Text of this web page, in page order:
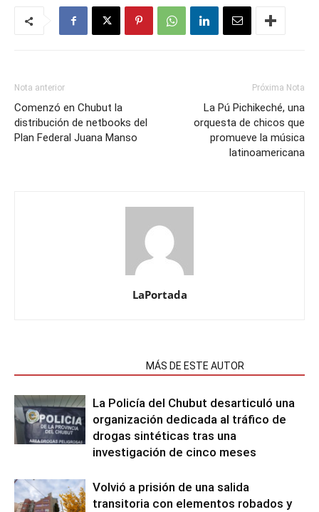
Nota anterior
Comenzó en Chubut la
distribución de netbooks del
Plan Federal Juana Manso
Próxima Nota
La Pú Pichikeché, una
orquesta de chicos que
promueve la música
latinoamericana
LaPortada
MÁS DE ESTE AUTOR
La Policía del Chubut desarticuló una
organización dedicada al tráfico de
drogas sintéticas tras una
investigación de cinco meses
Volvió a prisión de una salida
transitoria con elementos robados y